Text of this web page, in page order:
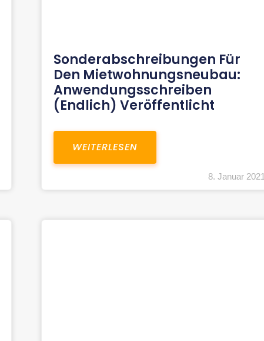
Sonderabschreibungen Für
Den Mietwohnungsneubau:
Anwendungsschreiben
(endlich) Veröffentlicht
WEITERLESEN
8. Januar 2021